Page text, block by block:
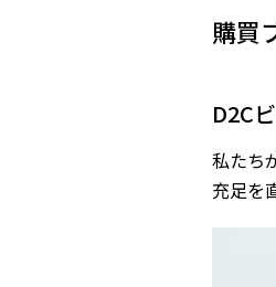
購買
私たち
充足を